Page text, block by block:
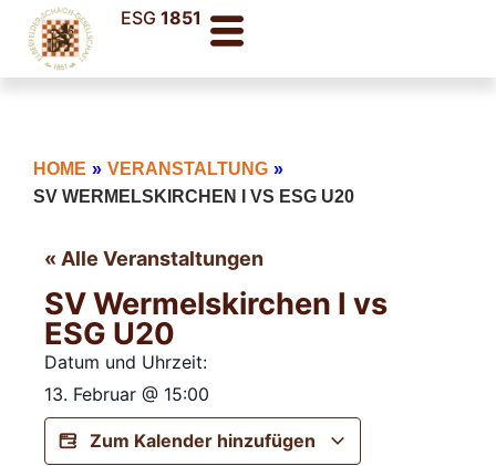
ESG1851
HOME » VERANSTALTUNG »
SV WERMELSKIRCHEN I VS ESG U20
« Alle Veranstaltungen
SV Wermelskirchen I vs
ESG U20
Datum und Uhrzeit:
13. Februar @ 15:00
Zum Kalender hinzufügen